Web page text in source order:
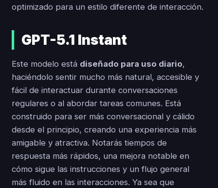
optimizado para un estilo diferente de interacción.
GPT-5.1 Instant
Este modelo está diseñado para uso diario,
haciéndolo sentir mucho más natural, accesible y
fácil de interactuar durante conversaciones
regulares o al abordar tareas comunes. Está
construido para ser más conversacional y cálido
desde el principio, creando una experiencia más
amigable y atractiva. Notarás tiempos de
respuesta más rápidos, una mejora notable en
cómo sigue las instrucciones y un flujo general
más fluido en las interacciones. Ya sea que